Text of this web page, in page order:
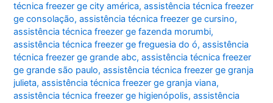
técnica freezer ge city américa,assistência técnica freezer
ge consolação,assistência técnica freezer ge cursino,
assistência técnica freezer ge fazenda morumbi,
assistência técnica freezer ge freguesia do ó,assistência
técnica freezer ge grande abc,assistência técnica freezer
ge grande são paulo,assistência técnica freezer ge granja
julieta,assistência técnica freezer ge granja viana,
assistência técnica freezer ge higienópolis,assistência